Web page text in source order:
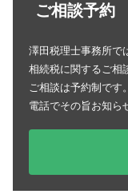
ご相談予約
澤田税理士事務所で
相続税に関するご相
ご相談は予約制です
電話でその旨お知ら